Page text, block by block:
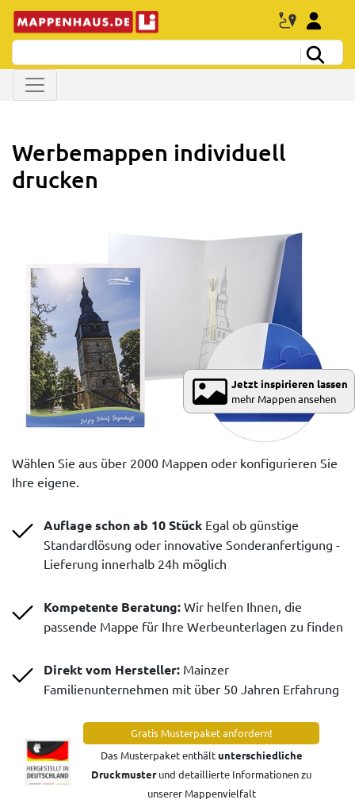
Werbemappen individuell
drucken
Jetzt inspirieren lassen
mehr Mappen ansehen
Wählen Sie aus über 2000 Mappen oder konfigurieren Sie
Ihre eigene.
Auflage schon ab 10 Stück Egal ob günstige
Standardlösung oder innovative Sonderanfertigung -
Lieferung innerhalb 24h möglich
Kompetente Beratung: Wir helfen Ihnen, die
passende Mappe für Ihre Werbeunterlagen zu finden
Direkt vom Hersteller: Mainzer
Familienunternehmen mit über 50 Jahren Erfahrung
Gratis Musterpaket anfordern!
Das Musterpaket enthältunterschiedliche
Druckmusterund detaillierte Informationen zu
unserer Mappenvielfalt